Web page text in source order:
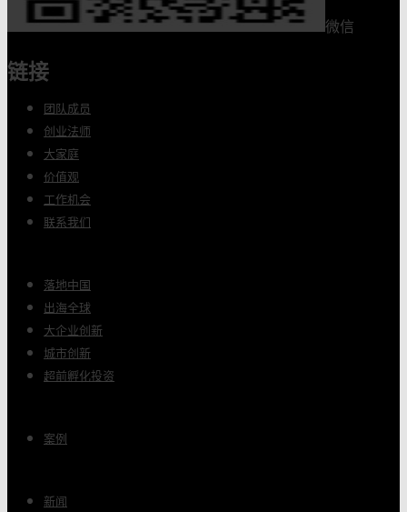
微信
链接
团队成员
创业法师
大家庭
价值观
工作机会
联系我们
落地中国
出海全球
大企业创新
城市创新
超前孵化投资
案例
新闻